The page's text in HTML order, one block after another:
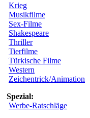
Krieg
Musikfilme
Sex-Filme
Shakespeare
Thriller
Tierfilme
Türkische Filme
Western
Zeichentrick/Animation
Spezial:
Werbe-Ratschläge